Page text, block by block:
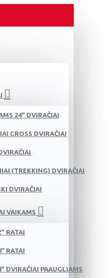
24" DVIRAČIAI
CROSS DVIRAČIAI
(TREKKING) DVIRAČIAI
DVIRAČIAI
VAIKAMS
RATAI
RATAI
DVIRAČIAI PAAUGLIAMS